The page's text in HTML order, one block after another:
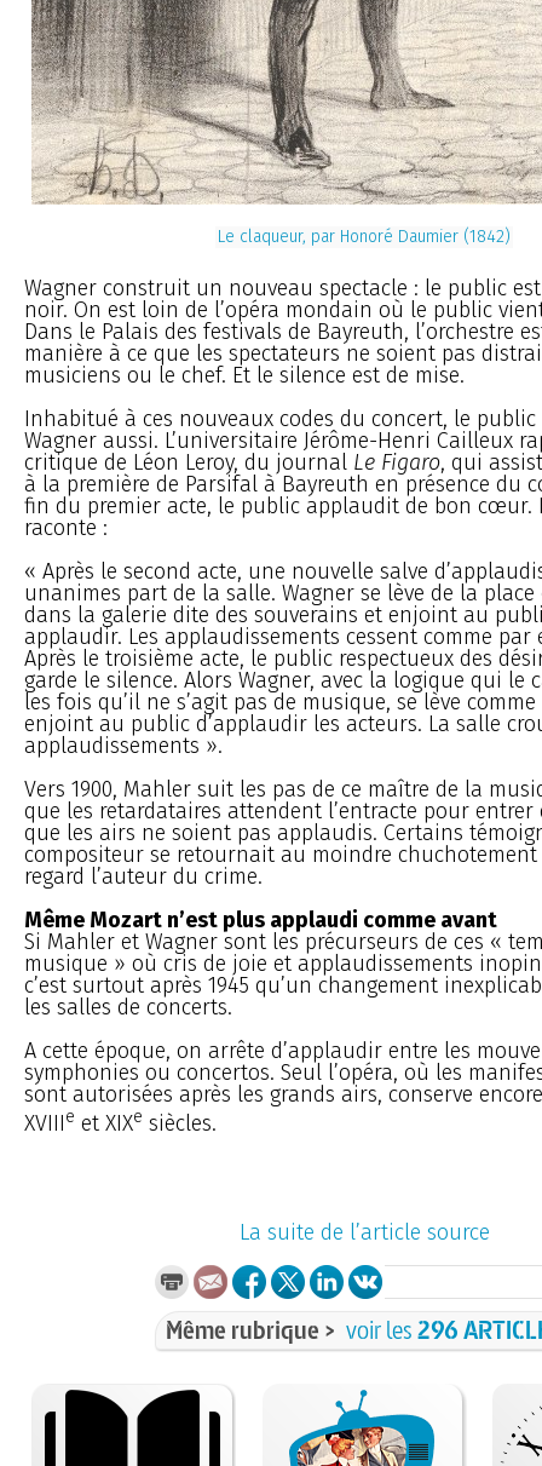
Le claqueur, par Honoré Daumier (1842)
Wagner construit un nouveau spectacle : le public
noir. On est loin de l’opéra mondain où le public
Dans le Palais des festivals de Bayreuth, l’orchestre
manière à ce que les spectateurs ne soient pas
musiciens ou le chef. Et le silence est de mise.
Inhabitué à ces nouveaux codes du concert, le public
Wagner aussi. L’universitaire Jérôme-Henri Cailleux
critique de Léon Leroy, du journal Le Figaro, qui
à la première de Parsifal à Bayreuth en présence du
fin du premier acte, le public applaudit de bon cœur.
raconte :
« Après le second acte, une nouvelle salve
unanimes part de la salle. Wagner se lève de la place
dans la galerie dite des souverains et enjoint au
applaudir. Les applaudissements cessent comme par
Après le troisième acte, le public respectueux des
garde le silence. Alors Wagner, avec la logique qui le
les fois qu’il ne s’agit pas de musique, se lève
enjoint au public d’applaudir les acteurs. La salle
applaudissements ».
Vers 1900, Mahler suit les pas de ce maître de la
que les retardataires attendent l’entracte pour entrer
que les airs ne soient pas applaudis. Certains
compositeur se retournait au moindre
regard l’auteur du crime.
Même Mozart n’est plus applaudi comme avant
Si Mahler et Wagner sont les précurseurs de ces «
musique » où cris de joie et applaudissements
c’est surtout après 1945 qu’un changement
les salles de concerts.
A cette époque, on arrête d’applaudir entre les
symphonies ou concertos. Seul l’opéra, où les
sont autorisées après les grands airs, conserve
XVIIIe et XIXe siècles.
La suite de l’article source
Même rubrique > voir les296